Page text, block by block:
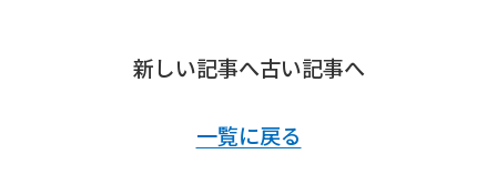
新しい記事へ古い記事へ
一覧に戻る